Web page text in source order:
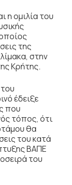
η ομιλία του
της
στην
Κρήτης.
έδειξε
που
τόπος, ότι
θα
του κατά
ΒΑΠΕ
του